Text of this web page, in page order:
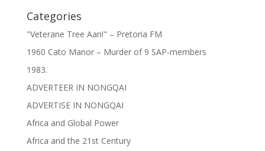
Categories
"Veterane Tree Aan!" – Pretoria FM
1960 Cato Manor – Murder of 9 SAP-members
1983.
ADVERTEER IN NONGQAI
ADVERTISE IN NONGQAI
Africa and Global Power
Africa and the 21st Century